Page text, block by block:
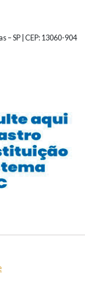
– SP | CEP: 13060-904